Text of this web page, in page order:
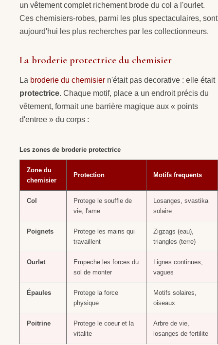
un vêtement complet richement brode du col a l'ourlet.
Ces chemisiers-robes, parmi les plus spectaculaires, sont
aujourd'hui les plus recherches par les collectionneurs.
La broderie protectrice du chemisier
La broderie du chemisier n'était pas decorative : elle était
protectrice. Chaque motif, place a un endroit précis du
vêtement, formait une barrière magique aux « points
d'entree » du corps :
Les zones de broderie protectrice
Zone du
chemisier
Protection Motifs frequents
Col
Protege le souffle de
vie, l'ame
Losanges, svastika
solaire
Poignets
Protege les mains qui
travaillent
Zigzags (eau),
triangles (terre)
Ourlet
Empeche les forces du
sol de monter
Lignes continues,
vagues
Épaules
Protege la force
physique
Motifs solaires,
oiseaux
Poitrine
Protege le coeur et la
vitalite
Arbre de vie,
losanges de fertilite